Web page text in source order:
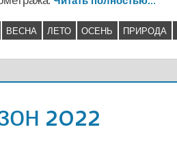
ВЕСНА ЛЕТО ОСЕНЬ ПРИРОДА
2022